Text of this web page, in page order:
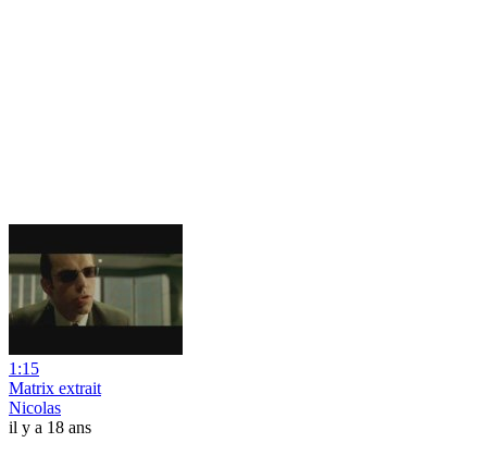
1:15
Matrix extrait
Nicolas
il y a 18 ans